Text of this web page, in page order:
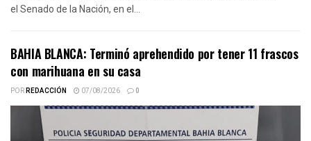
el Senado de la Nación, en el...
BAHIA BLANCA: Terminó aprehendido por tener 11 frascos
con marihuana en su casa
PORREDACCIÓN 07/08/2026 0